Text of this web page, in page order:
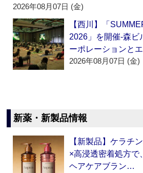
2026年08月07日 (金)
【西川】「
2026」を開催‐森ビ
ーポレーションと
2026年08月07日 (金)
新薬・新製品情報
【新製品】ケラチ
×高浸透密着処方で
ヘアケアブラン…